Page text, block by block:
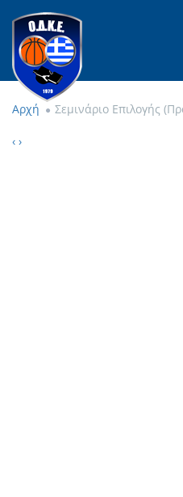
Αρχή Σεμινάριο Επιλογής
‹ ›